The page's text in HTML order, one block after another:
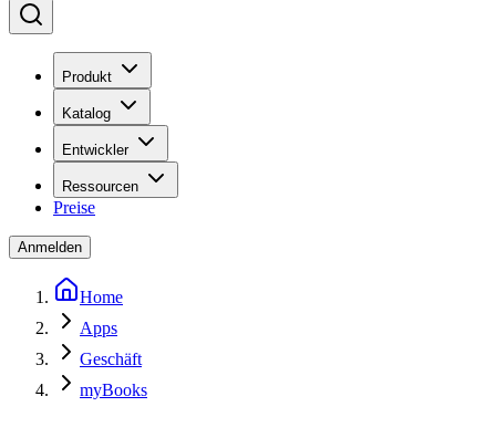
Produkt
Katalog
Entwickler
Ressourcen
Preise
Anmelden
Home
Apps
Geschäft
myBooks